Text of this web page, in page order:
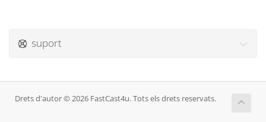
suport
Drets d'autor © 2026 FastCast4u. Tots els drets reservats.